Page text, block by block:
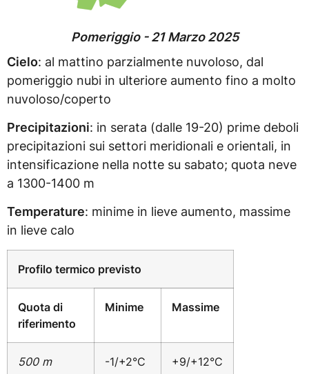
Pomeriggio - 21 Marzo 2025
Cielo: al mattino parzialmente nuvoloso, dal
pomeriggio nubi in ulteriore aumento fino a molto
nuvoloso/coperto
Precipitazioni: in serata (dalle 19-20) prime deboli
precipitazioni sui settori meridionali e orientali, in
intensificazione nella notte su sabato; quota neve
a 1300-1400 m
Temperature: minime in lieve aumento, massime
in lieve calo
Profilo termico previsto
Quota di
riferimento
Minime Massime
500 m -1/+2°C +9/+12°C